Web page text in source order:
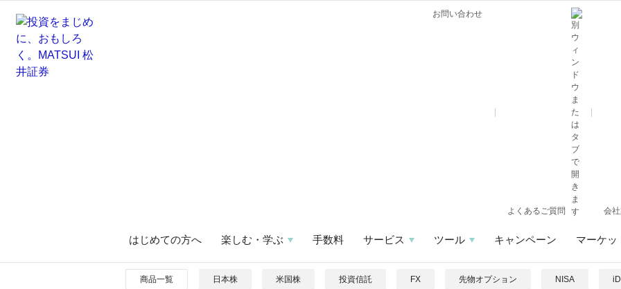
お問い合わせ
よくあるご質問 会
はじめての方へ 楽しむ・学ぶ 手数料 サービス ツール キャンペーン マーケッ
商品一覧 日本株 米国株 投資信託 FX 先物オプション NISA